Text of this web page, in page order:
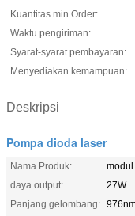
Kuantitas min Order:
Waktu pengiriman:
Syarat-syarat pembayaran:
Menyediakan kemampuan:
Deskripsi
Pompa dioda laser
Nama Produk:
daya output:
27W
Panjang gelombang: